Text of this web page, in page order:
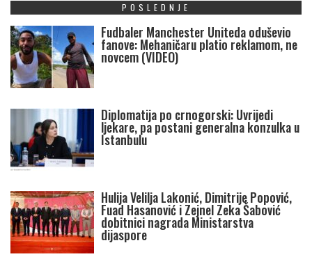
POSLEDNJE
Fudbaler Manchester Uniteda oduševio
fanove: Mehaničaru platio reklamom, ne
novcem (VIDEO)
Diplomatija po crnogorski: Uvrijedi
ljekare, pa postani generalna konzulka u
Istanbulu
Hulija Velilja Lakonić, Dimitrije Popović,
Fuad Hasanović i Zejnel Zeka Šabović
dobitnici nagrada Ministarstva
dijaspore